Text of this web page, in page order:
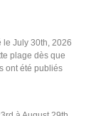
le July 30th, 2026
plage dès que
ont été publiés